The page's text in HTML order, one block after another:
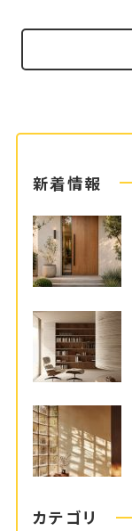
新着情報
カテゴリ